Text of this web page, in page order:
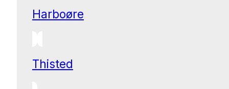
Harboøre
Thisted